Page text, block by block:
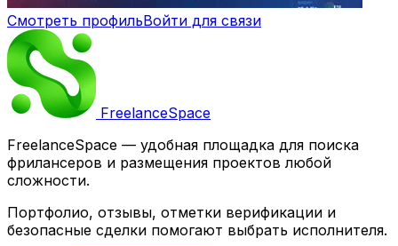
Смотреть профильВойти для связи
FreelanceSpace
FreelanceSpace — удобная площадка для поиска
фрилансеров и размещения проектов любой
сложности.
Портфолио, отзывы, отметки верификации и
безопасные сделки помогают выбрать исполнителя.